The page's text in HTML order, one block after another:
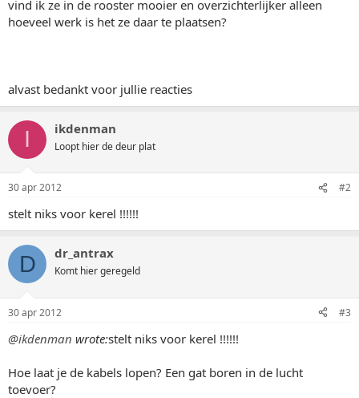
vind ik ze in de rooster mooier en overzichterlijker alleen
hoeveel werk is het ze daar te plaatsen?
alvast bedankt voor jullie reacties
I ikdenman
Loopt hier de deur plat
30 apr 2012 #2
stelt niks voor kerel !!!!!!
D dr_antrax
Komt hier geregeld
30 apr 2012 #3
@ikdenman wrote:stelt niks voor kerel !!!!!!
Hoe laat je de kabels lopen? Een gat boren in de lucht
toevoer?